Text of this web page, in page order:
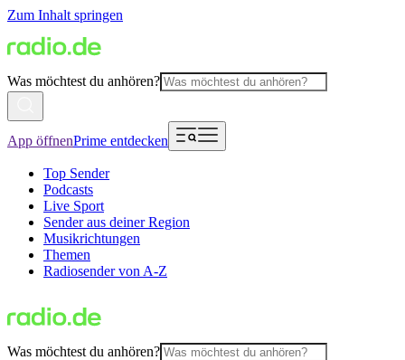
Zum Inhalt springen
Was möchtest du anhören?
App öffnenPrime entdecken
Top Sender
Podcasts
Live Sport
Sender aus deiner Region
Musikrichtungen
Themen
Radiosender von A-Z
Was möchtest du anhören?